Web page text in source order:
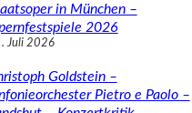
in München –
2026
Juli 2026
Goldstein –
Pietro e Paolo –